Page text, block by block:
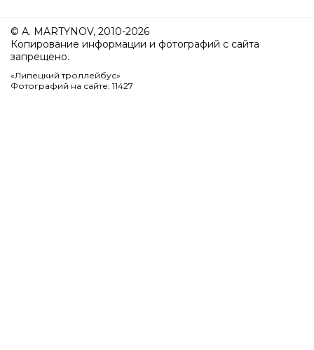
© A. MARTYNOV, 2010-2026
Копирование информации и фотографий с сайта
запрещено.
«Липецкий троллейбус»
Фотографий на сайте: 11427